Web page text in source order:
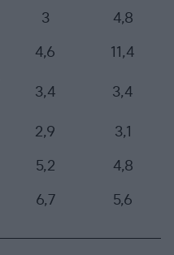
3
4,8
4,6 11,4
3,4 3,4
2,9
3,1
5,2
4,8
6,7 5,6